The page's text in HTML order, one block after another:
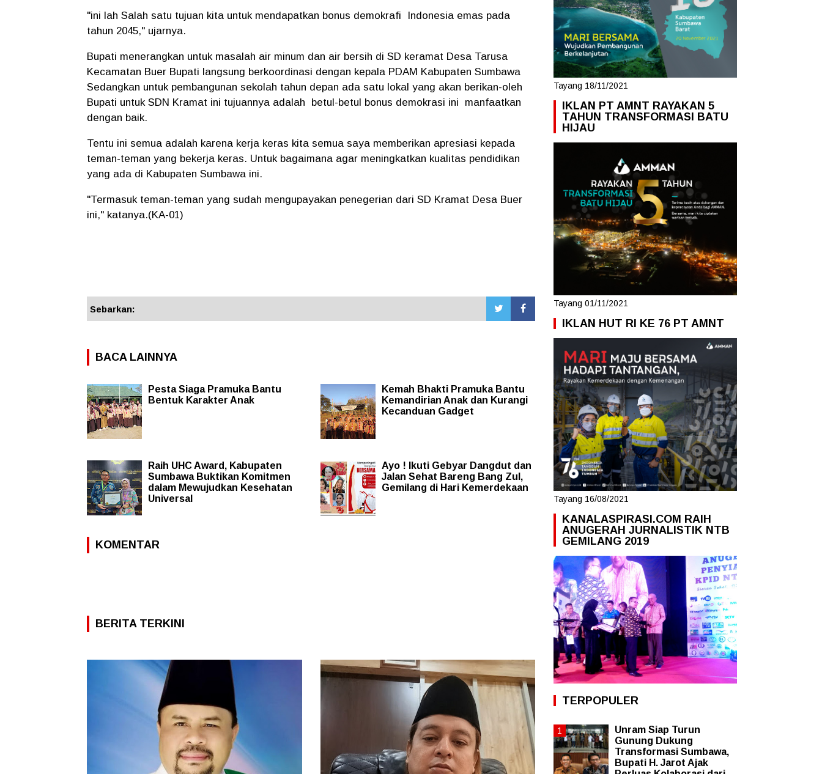
"ini lah Salah satu tujuan kita untuk mendapatkan bonus demokrafi Indonesia emas pada
tahun 2045," ujarnya.
Bupati menerangkan untuk masalah air minum dan air bersih di SD keramat Desa Tarusa
Kecamatan Buer Bupati langsung berkoordinasi dengan kepala PDAM Kabupaten Sumbawa
Sedangkan untuk pembangunan sekolah tahun depan ada satu lokal yang akan berikan-oleh
Bupati untuk SDN Kramat ini tujuannya adalah betul-betul bonus demokrasi ini manfaatkan
dengan baik.
Tentu ini semua adalah karena kerja keras kita semua saya memberikan apresiasi kepada
teman-teman yang bekerja keras. Untuk bagaimana agar meningkatkan kualitas pendidikan
yang ada di Kabupaten Sumbawa ini.
"Termasuk teman-teman yang sudah mengupayakan penegerian dari SD Kramat Desa Buer
ini," katanya.(KA-01)
Sebarkan:
BACA LAINNYA
Pesta Siaga Pramuka Bantu
Bentuk Karakter Anak
Kemah Bhakti Pramuka Bantu
Kemandirian Anak dan Kurangi
Kecanduan Gadget
Raih UHC Award, Kabupaten
Sumbawa Buktikan Komitmen
dalam Mewujudkan Kesehatan
Universal
Ayo ! Ikuti Gebyar Dangdut dan
Jalan Sehat Bareng Bang Zul,
Gemilang di Hari Kemerdekaan
KOMENTAR
BERITA TERKINI
Tayang 18/11/2021
IKLAN PT AMNT RAYAKAN 5
TAHUN TRANSFORMASI BATU
HIJAU
Tayang 01/11/2021
IKLAN HUT RI KE 76 PT AMNT
Tayang 16/08/2021
KANALASPIRASI.COM RAIH
ANUGERAH JURNALISTIK NTB
GEMILANG 2019
TERPOPULER
Unram Siap Turun
Gunung Dukung
Transformasi Sumbawa,
Bupati H. Jarot Ajak